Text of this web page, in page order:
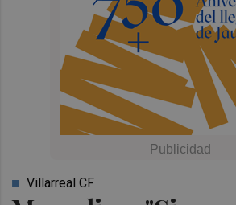
Villarreal CF